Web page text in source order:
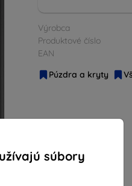
súbory
Výrobca
Produktové číslo
EAN
Púzdra a kryty